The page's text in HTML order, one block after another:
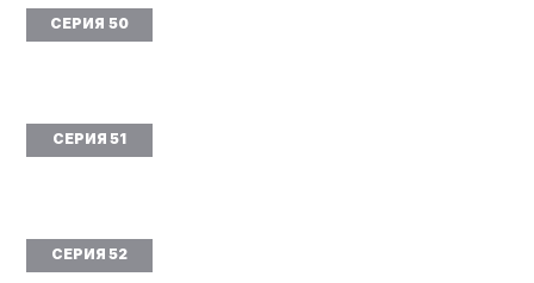
СЕРИЯ 50
СЕРИЯ 51
СЕРИЯ 52